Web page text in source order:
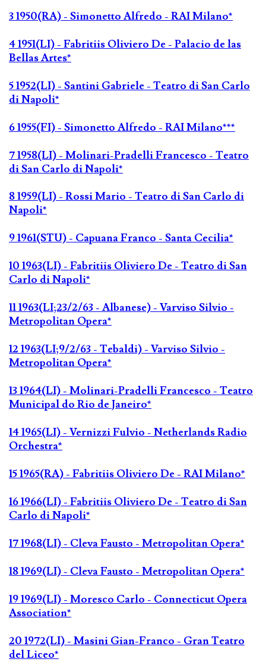
3 1950(RA) - Simonetto Alfredo - RAI Milano*
4 1951(LI) - Fabritiis Oliviero De - Palacio de las
Bellas Artes*
5 1952(LI) - Santini Gabriele - Teatro di San Carlo
di Napoli*
6 1955(FI) - Simonetto Alfredo - RAI Milano***
7 1958(LI) - Molinari-Pradelli Francesco - Teatro
di San Carlo di Napoli*
8 1959(LI) - Rossi Mario - Teatro di San Carlo di
Napoli*
9 1961(STU) - Capuana Franco - Santa Cecilia*
10 1963(LI) - Fabritiis Oliviero De - Teatro di San
Carlo di Napoli*
11 1963(LI;23/2/63 - Albanese) - Varviso Silvio -
Metropolitan Opera*
12 1963(LI;9/2/63 - Tebaldi) - Varviso Silvio -
Metropolitan Opera*
13 1964(LI) - Molinari-Pradelli Francesco - Teatro
Municipal do Rio de Janeiro*
14 1965(LI) - Vernizzi Fulvio - Netherlands Radio
Orchestra*
15 1965(RA) - Fabritiis Oliviero De - RAI Milano*
16 1966(LI) - Fabritiis Oliviero De - Teatro di San
Carlo di Napoli*
17 1968(LI) - Cleva Fausto - Metropolitan Opera*
18 1969(LI) - Cleva Fausto - Metropolitan Opera*
19 1969(LI) - Moresco Carlo - Connecticut Opera
Association*
20 1972(LI) - Masini Gian-Franco - Gran Teatro
del Liceo*